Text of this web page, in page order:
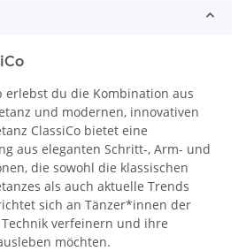
erlebst du die Kombination aus
und modernen, innovativen
ClassiCo bietet eine
aus eleganten Schritt-, Arm- und
die sowohl die klassischen
als auch aktuelle Trends
sich an Tänzer*innen der
verfeinern und ihre
möchten.